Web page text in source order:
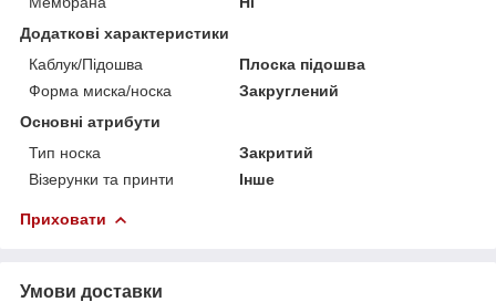
Додаткові характеристики
Каблук/Підошва
Плоска підошва
Форма миска/носка
Закруглений
Основні атрибути
Тип носка
Закритий
Візерунки та принти
Інше
Приховати
Умови доставки